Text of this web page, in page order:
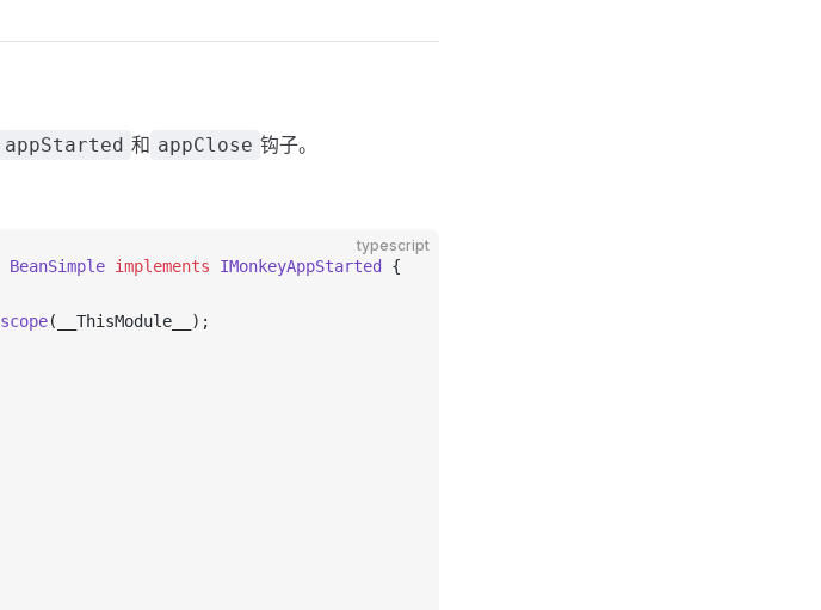
appStarted 和 appClose 钩子。
typescript
BeanSimple implements IMonkeyAppStarted
{
scope(__ThisModule__);